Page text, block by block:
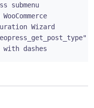
submenu
Wizard
dashes